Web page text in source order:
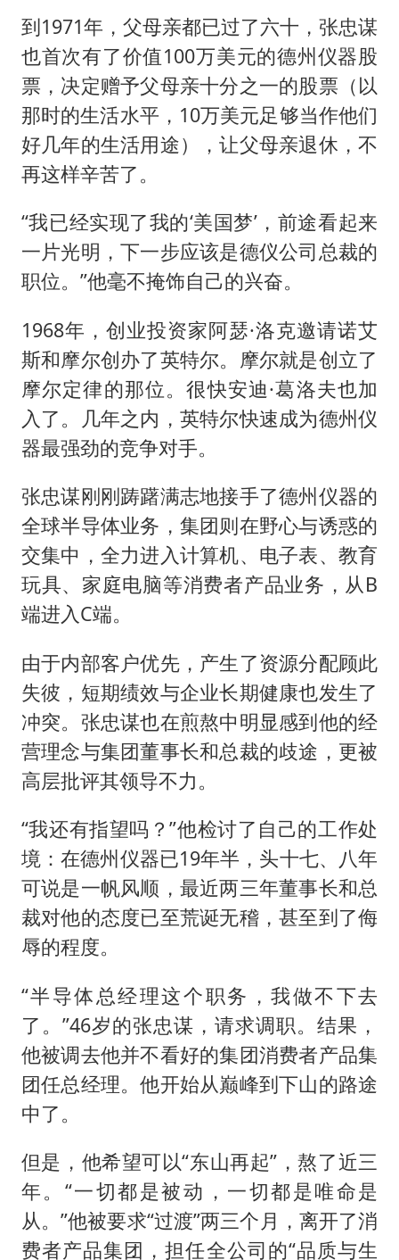
到1971年，父母亲都已过了六十，张忠谋
也首次有了价值100万美元的德州仪器股
票，决定赠予父母亲十分之一的股票（以
那时的生活水平，10万美元足够当作他们
好几年的生活用途），让父母亲退休，不
再这样辛苦了。
“我已经实现了我的‘美国梦’，前途看起来
一片光明，下一步应该是德仪公司总裁的
职位。”他毫不掩饰自己的兴奋。
1968年，创业投资家阿瑟·洛克邀请诺艾
斯和摩尔创办了英特尔。摩尔就是创立了
摩尔定律的那位。很快安迪·葛洛夫也加
入了。几年之内，英特尔快速成为德州仪
器最强劲的竞争对手。
张忠谋刚刚踌躇满志地接手了德州仪器的
全球半导体业务，集团则在野心与诱惑的
交集中，全力进入计算机、电子表、教育
玩具、家庭电脑等消费者产品业务，从B
端进入C端。
由于内部客户优先，产生了资源分配顾此
失彼，短期绩效与企业长期健康也发生了
冲突。张忠谋也在煎熬中明显感到他的经
营理念与集团董事长和总裁的歧途，更被
高层批评其领导不力。
“我还有指望吗？”他检讨了自己的工作处
境：在德州仪器已19年半，头十七、八年
可说是一帆风顺，最近两三年董事长和总
裁对他的态度已至荒诞无稽，甚至到了侮
辱的程度。
“半导体总经理这个职务，我做不下去
了。”46岁的张忠谋，请求调职。结果，
他被调去他并不看好的集团消费者产品集
团任总经理。他开始从巅峰到下山的路途
中了。
但是，他希望可以“东山再起”，熬了近三
年。“一切都是被动，一切都是唯命是
从。”他被要求“过渡”两三个月，离开了消
费者产品集团，担任全公司的“品质与生